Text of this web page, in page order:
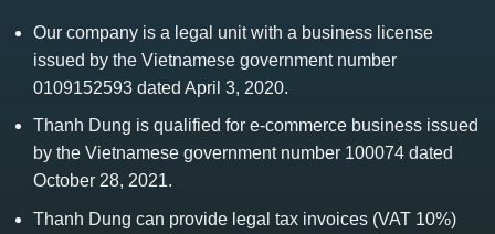
Our company is a legal unit with a business license
issued by the Vietnamese government number
0109152593 dated April 3, 2020.
Thanh Dung is qualified for e-commerce business issued
by the Vietnamese government number 100074 dated
October 28, 2021.
Thanh Dung can provide legal tax invoices (VAT 10%)